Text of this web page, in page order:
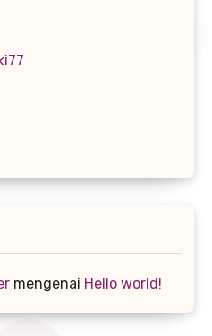
mengenai Hello world!